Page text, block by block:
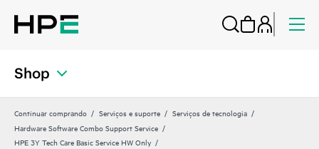
Shop
Continuar comprando Serviços e suporte
Serviços de tecnologia
Hardware Software Combo Support Service
HPE 3Y Tech Care Basic Service HW Only